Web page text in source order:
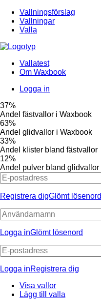
Vallningsförslag
Vallningar
Valla
Vallatest
Om Waxbook
Logga in
37%
Andel fästvallor i Waxbook
63%
Andel glidvallor i Waxbook
33%
Andel klister bland fästvallor
12%
Andel pulver bland glidvallor
Registrera digGlömt lösenord
Logga inGlömt lösenord
Logga inRegistrera dig
Visa vallor
Lägg till valla